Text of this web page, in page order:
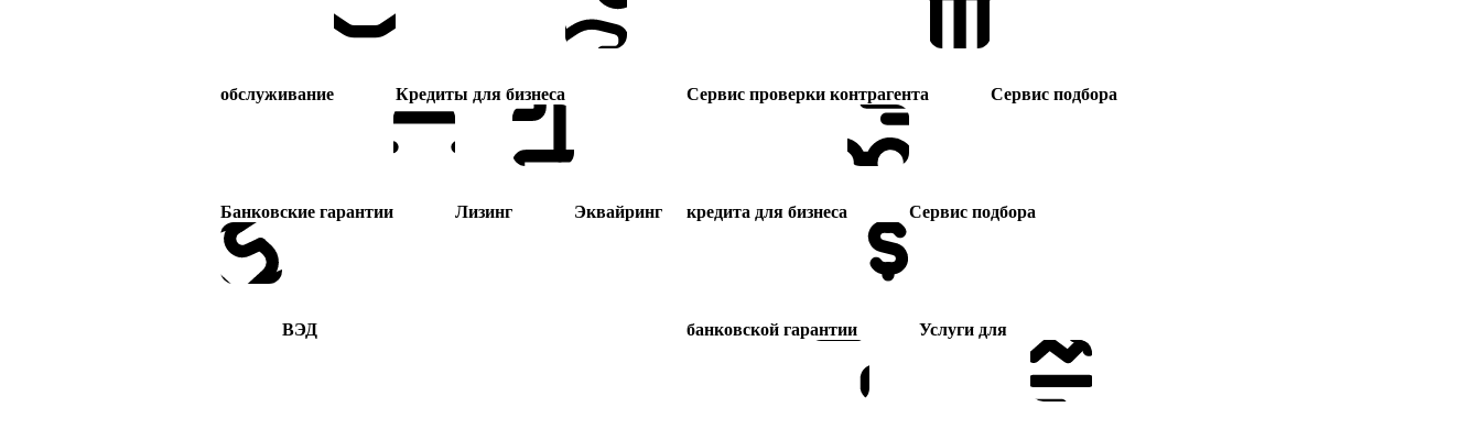
обслуживание Кредиты для бизнеса
Банковские гарантии Лизинг Эквайринг
ВЭД
Сервис проверки контрагента Сервис подбора
кредита для бизнеса Сервис подбора
банковской гарантии Услуги для